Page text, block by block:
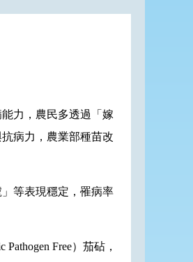
力，農民多透過「嫁
病力，農業部種苗改
等表現穩定，罹病率
Free）茄砧，